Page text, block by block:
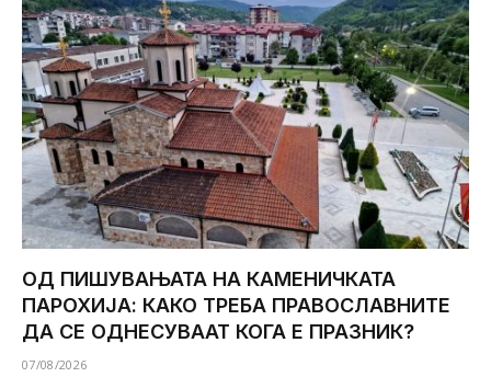
ОД ПИШУВАЊАТА НА КАМЕНИЧКАТА
ПАРОХИЈА: КАКО ТРЕБА ПРАВОСЛАВНИТЕ
ДА СЕ ОДНЕСУВААТ КОГА Е ПРАЗНИК?
07/08/2026